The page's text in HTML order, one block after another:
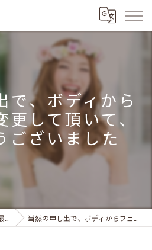
で、ボディから
して頂いて、
ございました
報 当然の申し出で、ボディからフェイスに変更して頂いて、ありがとうございました